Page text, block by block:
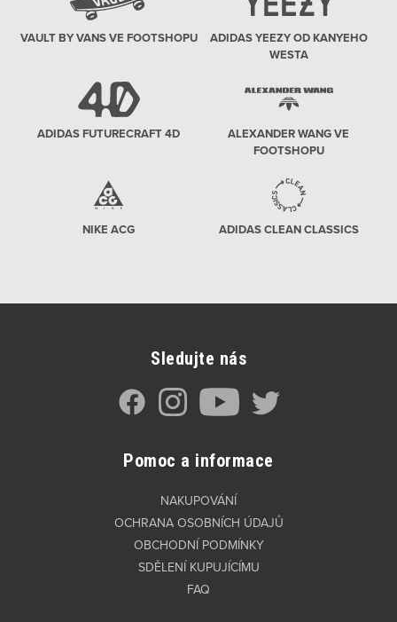
VAULT BY VANS VE FOOTSHOPU
ADIDAS YEEZY OD KANYEHO
WESTA
ADIDAS FUTURECRAFT 4D
ALEXANDER WANG VE
FOOTSHOPU
NIKE ACG ADIDAS CLEAN CLASSICS
Sledujte nás
Pomoc a informace
NAKUPOVÁNÍ
OCHRANA OSOBNÍCH ÚDAJŮ
OBCHODNÍ PODMÍNKY
SDĚLENÍ KUPUJÍCÍMU
FAQ